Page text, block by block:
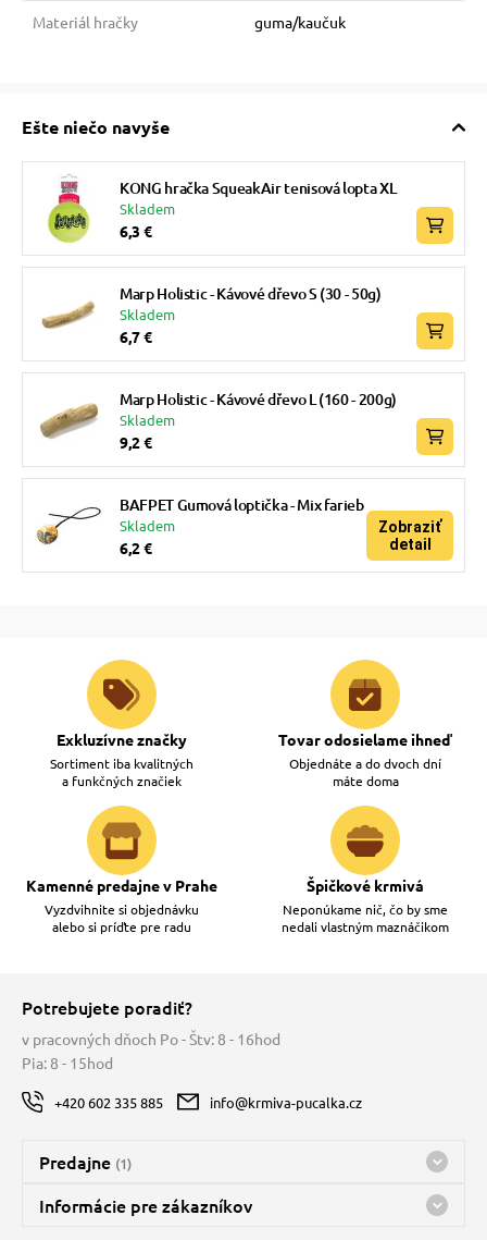
Materiál hračky guma/kaučuk
Ešte niečo navyše
KONG hračka SqueakAir tenisová lopta XL
Skladem
6,3 €
Marp Holistic - Kávové dřevo S (30 - 50g)
Skladem
6,7 €
Marp Holistic - Kávové dřevo L (160 - 200g)
Skladem
9,2 €
BAFPET Gumová loptička - Mix farieb
Skladem
6,2 €
Zobraziť
detail
Exkluzívne značky
Sortiment iba kvalitných
a funkčných značiek
Tovar odosielame ihneď
Objednáte a do dvoch dní
máte doma
Kamenné predajne v Prahe
Vyzdvihnite si objednávku
alebo si príďte pre radu
Špičkové krmivá
Neponúkame nič, čo by sme
nedali vlastným maznáčikom
Potrebujete poradiť?
v pracovných dňoch Po - Štv: 8 - 16hod
Pia: 8 - 15hod
+420 602 335 885 info@krmiva-pucalka.cz
Predajne (1)
Predajňa a sklad Kbely
Bohužiaľ, momentálne máme zatvorené
Informácie pre zákazníkov